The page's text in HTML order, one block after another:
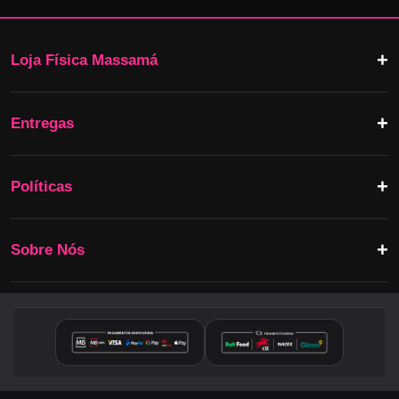
Loja Física Massamá
Entregas
Políticas
Sobre Nós